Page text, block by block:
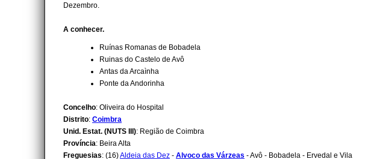
Dezembro.
A conhecer.
Ruínas Romanas de Bobadela
Ruinas do Castelo de Avô
Antas da Arcaìnha
Ponte da Andorinha
Concelho: Oliveira do Hospital
Distrito: Coimbra
Unid. Estat. (NUTS III): Região de Coimbra
Província: Beira Alta
Freguesias: (16)Aldeia das Dez - Alvoco das Várzeas - Avô - Bobadela - Ervedal e Vila